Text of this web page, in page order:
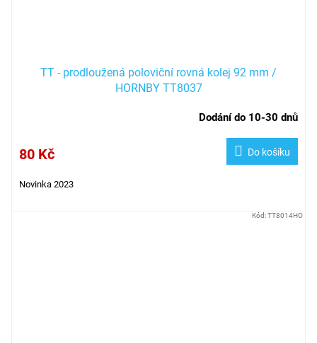
TT - prodloužená poloviční rovná kolej 92 mm /
HORNBY TT8037
Dodání do 10-30 dnů
80 Kč Do košíku
Novinka 2023
Kód:TT8014HO